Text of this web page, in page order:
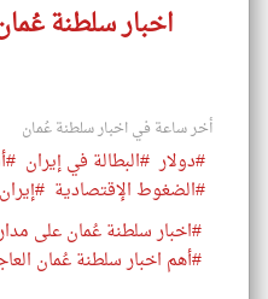
اخبار سلطنة
أخر ساعة في اخبار سلطنة عُمان
#دولار #البطالة في إيران
#الضغوط الإقتصادية
#اخبار سلطنة عُمان على
#أهم اخبار سلطنة عُمان